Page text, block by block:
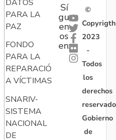
DATOS
PARA LA
PAZ
FONDO
PARA LA
REPARACIÓN
A VÍCTIMAS
SNARIV-
SISTEMA
NACIONAL
DE
Sí
gu
en
os
en:
©
Copyrigth
2023
-
Todos
los
derechos
Gobierno
de